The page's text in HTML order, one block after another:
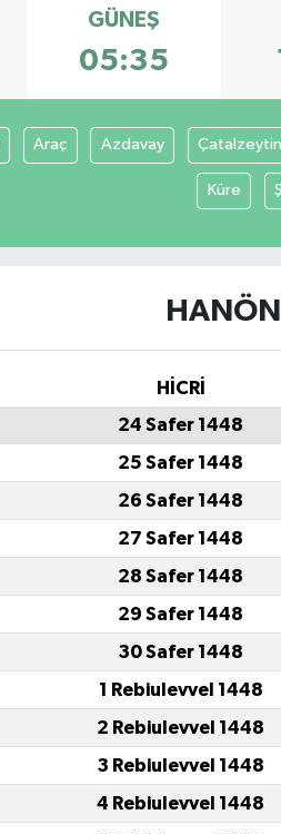
GÜNEŞ
05:35
Araç Azdavay Çatalzeytin
Küre
HİCRİ
24 Safer 1448
25 Safer 1448
26 Safer 1448
27 Safer 1448
28 Safer 1448
29 Safer 1448
30 Safer 1448
1 Rebiulevvel 1448
2 Rebiulevvel 1448
3 Rebiulevvel 1448
4 Rebiulevvel 1448